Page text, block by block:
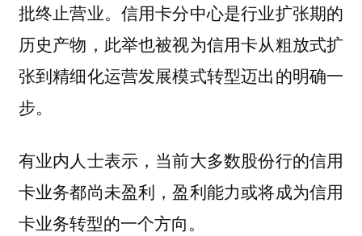
批终止营业。信用卡分中心是行业扩张期的
历史产物，此举也被视为信用卡从粗放式扩
张到精细化运营发展模式转型迈出的明确一
步。
有业内人士表示，当前大多数股份行的信用
卡业务都尚未盈利，盈利能力或将成为信用
卡业务转型的一个方向。